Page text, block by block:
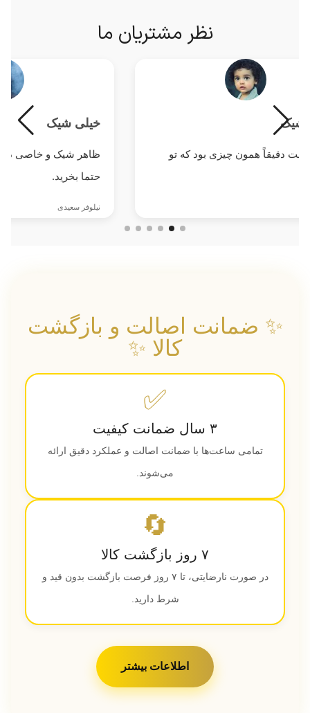
نظر مشتریان ما
دقیقاً همون چیزی بود که تو
خیلی شیک
ظاهر شیک و خاصی
حتما بخرید.
نیلوفر سعیدی
✨ ضمانت اصالت و بازگشت
کالا ✨
✅
۳ سال ضمانت کیفیت
تمامی ساعت‌ها با ضمانت اصالت و عملکرد دقیق ارائه
می‌شوند.
🔄
۷ روز بازگشت کالا
در صورت نارضایتی، تا ۷ روز فرصت بازگشت بدون قید و
شرط دارید.
اطلاعات بیشتر